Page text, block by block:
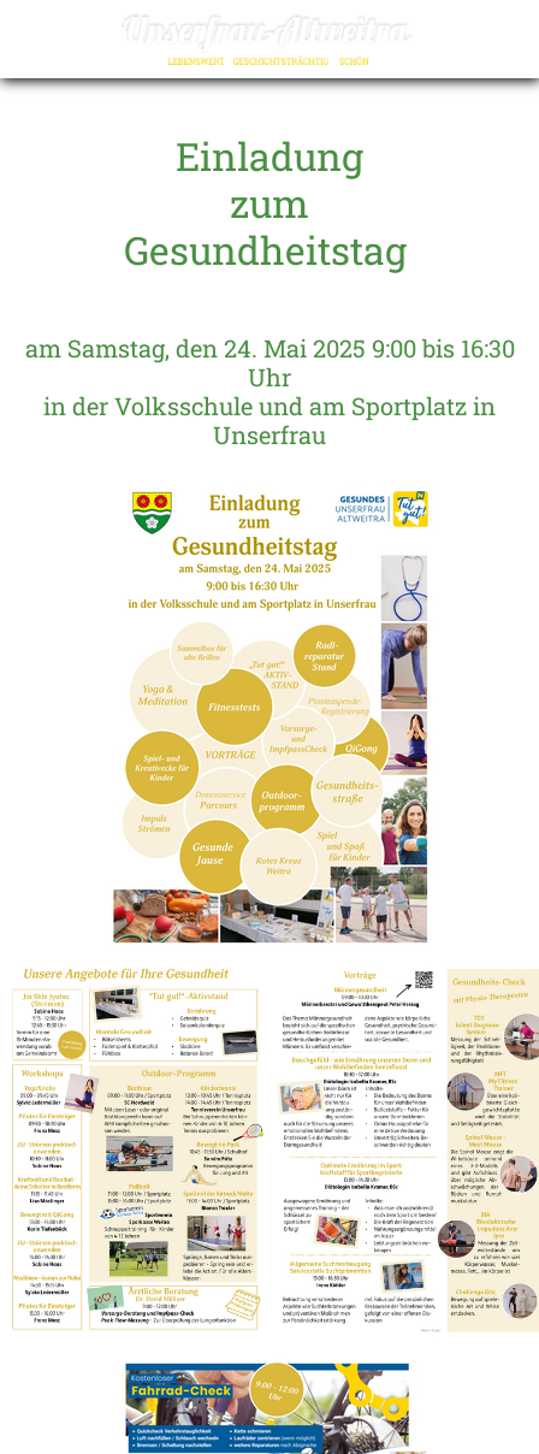
Einladung
zum
Gesundheitstag
am Samstag, den 24. Mai 2025 9:00 bis 16:30
Uhr
in der Volksschule und am Sportplatz in
Unserfrau